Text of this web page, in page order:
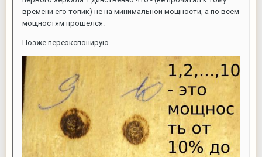
времени его топик) не на минимальной мощности, а по всем
мощностям прошёлся.
Позже переэкспонирую.